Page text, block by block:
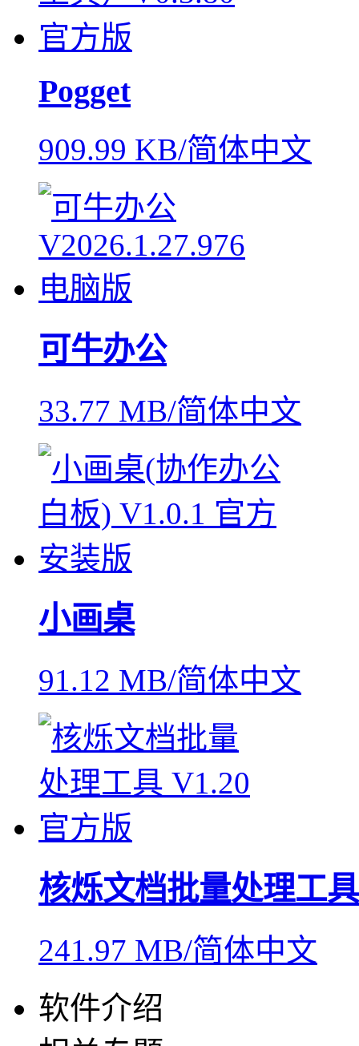
Pogget
909.99 KB/简体中文
可牛办公
33.77 MB/简体中文
小画桌
91.12 MB/简体中文
核烁文档批量处理工具
241.97 MB/简体中文
软件介绍